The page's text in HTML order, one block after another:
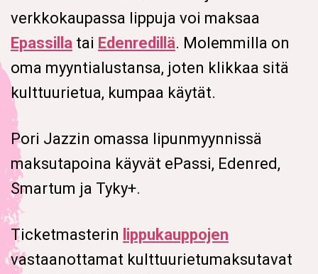
verkkokaupassa lippuja voi maksaa
Epassilla tai Edenredillä. Molemmilla on
oma myyntialustansa, joten klikkaa sitä
kulttuurietua, kumpaa käytät.
Pori Jazzin omassa lipunmyynnissä
maksutapoina käyvät ePassi, Edenred,
Smartum ja Tyky+.
Ticketmasterin lippukauppojen
vastaanottamat kulttuurietumaksutavat